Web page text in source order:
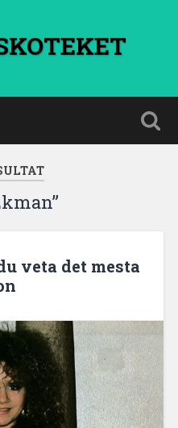
veta det mesta